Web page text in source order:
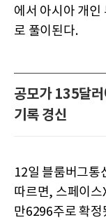
에서 아시아 개인
로 풀이된다.
공모가 135달
기록 경신
12일 블룸버그통
따르면, 스페이스
만6296주로 확정